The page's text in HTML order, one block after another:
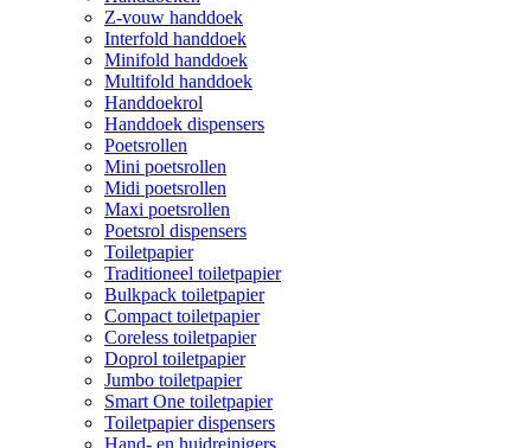
Z-vouw handdoek
Interfold handdoek
Minifold handdoek
Multifold handdoek
Handdoekrol
Handdoek dispensers
Poetsrollen
Mini poetsrollen
Midi poetsrollen
Maxi poetsrollen
Poetsrol dispensers
Toiletpapier
Traditioneel toiletpapier
Bulkpack toiletpapier
Compact toiletpapier
Coreless toiletpapier
Doprol toiletpapier
Jumbo toiletpapier
Smart One toiletpapier
Toiletpapier dispensers
Hand- en huidreinigers